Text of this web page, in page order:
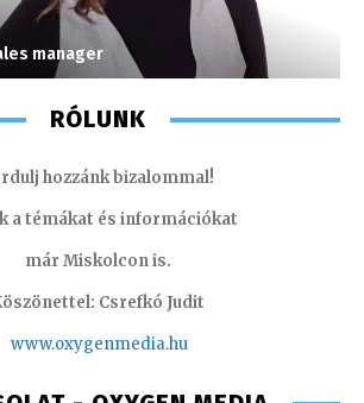
manager
RÓLUNK
hozzánk bizalommal!
a témákat és információkat
már Miskolcon is.
Csrefkó Judit
www.oxygenmedia.hu